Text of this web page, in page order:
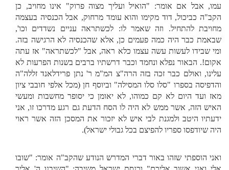
עמו, אבל אם אומר: "הואיל ועליך מצוה פרוק" אינו מחויב, כן
הקב"ה כביכול, דוד מקימו והוא עומד מרחוק, אבל הכנסיה בעצמה
מחויבת להתחיל. וזה שאמר לו: לכשתראה עניים נשדדים וכו',
שבאמת כבר היה כמה פעמים כן, אלא שהכנסיה לא הרגישה בזה.
ומי שבידו לעשות עשה עצמו כלא ראה, אבל "לכשתראה" אז עתה
אקום!. הבאור נפלא ונחמד וכבר דרשתיו ברבים בשנות הפרעות לא
עלינו, ואולם כבר זכה בזה הרה"צ המ"מ ר' נתן פרידלאנד זללה"ה
והדפיסה בספרו "סלו סלו המסילה" וביוסף חן (מכל אלפי חובבי ציון
מאז ועד היום לא קם כמוהו, לא יאומן כי יסופר מחשבות ומעשי
האיש הזה, אשר ממש לא היה לו הסח הדעת גם רגע מדרכו זו, אני
ידעתיו היטב ולמגנת לבי איש לא יזכור את המסכן הזה אשר ראוי
היה שיודפסו ספריו להפיצם בכל גבולי ישראל).
ואני הוספתי שזהו באור דברי המדרש הנודע שהקב"ה אומר: "שובו